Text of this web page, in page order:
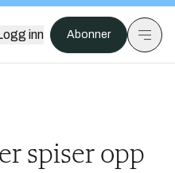
inn Abonner
spiser opp